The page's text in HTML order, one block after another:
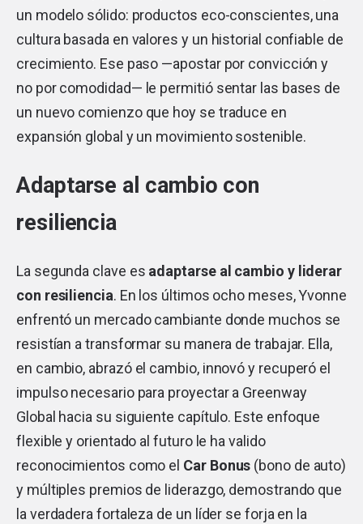
un modelo sólido: productos eco-conscientes, una
cultura basada en valores y un historial confiable de
crecimiento. Ese paso —apostar por convicción y
no por comodidad— le permitió sentar las bases de
un nuevo comienzo que hoy se traduce en
expansión global y un movimiento sostenible.
Adaptarse al cambio con
resiliencia
La segunda clave es adaptarse al cambio y liderar
con resiliencia. En los últimos ocho meses, Yvonne
enfrentó un mercado cambiante donde muchos se
resistían a transformar su manera de trabajar. Ella,
en cambio, abrazó el cambio, innovó y recuperó el
impulso necesario para proyectar a Greenway
Global hacia su siguiente capítulo. Este enfoque
flexible y orientado al futuro le ha valido
reconocimientos como el Car Bonus (bono de auto)
y múltiples premios de liderazgo, demostrando que
la verdadera fortaleza de un líder se forja en la